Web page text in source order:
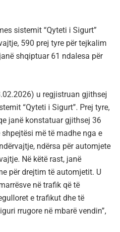
sistemit “Qyteti i Sigurt”
590 prej tyre për tejkalim
shqiptuar 61 ndalesa për
u regjistruan gjithsej
“Qyteti i Sigurt”. Prej tyre,
janë konstatuar gjithsej 36
më të madhe nga e
ndërsa për automjete
Në këtë rast, janë
për drejtim të automjetit. U
në trafik që të
e trafikut dhe të
rrugore në mbarë vendin”,